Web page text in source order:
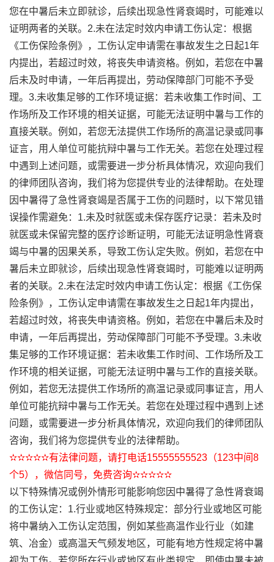
您在中暑后未立即就诊，后续出现急性肾衰竭时，可能难以
证明两者的关联。2.未在法定时效内申请工伤认定：根据
《工伤保险条例》，工伤认定申请需在事故发生之日起1年
内提出，若超过时效，将丧失申请资格。例如，若您在中暑
后未及时申请，一年后再提出，劳动保障部门可能不予受
理。3.未收集足够的工作环境证据：若未收集工作时间、工
作场所及工作环境的相关证据，可能无法证明中暑与工作的
直接关联。例如，若您无法提供工作场所的高温记录或同事
证言，用人单位可能抗辩中暑与工作无关。若您在处理过程
中遇到上述问题，或需要进一步分析具体情况，欢迎向我们
的律师团队咨询，我们将为您提供专业的法律帮助。在处理
因中暑得了急性肾衰竭是否属于工伤的问题时，以下常见错
误操作需避免：1.未及时就医或未保存医疗记录：若未及时
就医或未保留完整的医疗诊断证明，可能无法证明急性肾衰
竭与中暑的因果关系，导致工伤认定失败。例如，若您在中
暑后未立即就诊，后续出现急性肾衰竭时，可能难以证明两
者的关联。2.未在法定时效内申请工伤认定：根据《工伤保
险条例》，工伤认定申请需在事故发生之日起1年内提出，
若超过时效，将丧失申请资格。例如，若您在中暑后未及时
申请，一年后再提出，劳动保障部门可能不予受理。3.未收
集足够的工作环境证据：若未收集工作时间、工作场所及工
作环境的相关证据，可能无法证明中暑与工作的直接关联。
例如，若您无法提供工作场所的高温记录或同事证言，用人
单位可能抗辩中暑与工作无关。若您在处理过程中遇到上述
问题，或需要进一步分析具体情况，欢迎向我们的律师团队
咨询，我们将为您提供专业的法律帮助。
✫✫✫✫✫有法律问题，请打电话15555555523（123中间8
个5），微信同号，免费咨询✫✫✫✫✫
以下特殊情况或例外情形可能影响您因中暑得了急性肾衰竭
的工伤认定：1.行业或地区特殊规定：部分行业或地区可能
将中暑纳入工伤认定范围，例如某些高温作业行业（如建
筑、冶金）或高温天气频发地区，可能有地方性规定将中暑